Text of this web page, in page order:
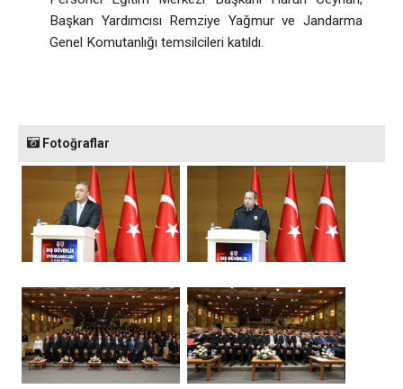
Başkan Yardımcısı Remziye Yağmur ve Jandarma
Genel Komutanlığı temsilcileri katıldı.
Fotoğraflar